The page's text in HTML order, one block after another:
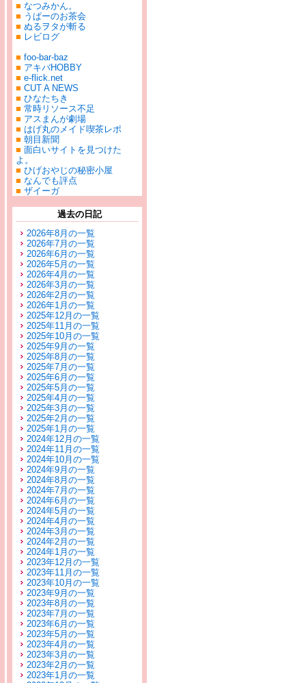
■ なつみかん。
■ うぱーのお茶会
■ ぬるヲタが斬る
■ レビログ
■ foo-bar-baz
■ アキバHOBBY
■ e-flick.net
■ CUT A NEWS
■ ひなたちき
■ 常時リソース不足
■ アスまんが劇場
■ はげ丸のメイド喫茶レポ
■ 朝目新聞
■ 面白いサイトを見つけた
よ。
■ ひげおやじの秘密小屋
■ なんでも評点
■ ザイーガ
過去の日記
2026年8月の一覧
2026年7月の一覧
2026年6月の一覧
2026年5月の一覧
2026年4月の一覧
2026年3月の一覧
2026年2月の一覧
2026年1月の一覧
2025年12月の一覧
2025年11月の一覧
2025年10月の一覧
2025年9月の一覧
2025年8月の一覧
2025年7月の一覧
2025年6月の一覧
2025年5月の一覧
2025年4月の一覧
2025年3月の一覧
2025年2月の一覧
2025年1月の一覧
2024年12月の一覧
2024年11月の一覧
2024年10月の一覧
2024年9月の一覧
2024年8月の一覧
2024年7月の一覧
2024年6月の一覧
2024年5月の一覧
2024年4月の一覧
2024年3月の一覧
2024年2月の一覧
2024年1月の一覧
2023年12月の一覧
2023年11月の一覧
2023年10月の一覧
2023年9月の一覧
2023年8月の一覧
2023年7月の一覧
2023年6月の一覧
2023年5月の一覧
2023年4月の一覧
2023年3月の一覧
2023年2月の一覧
2023年1月の一覧